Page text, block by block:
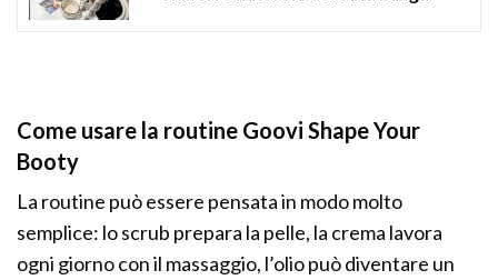
Come usare la routine Goovi Shape Your
Booty
La routine può essere pensata in modo molto
semplice: lo scrub prepara la pelle, la crema lavora
ogni giorno con il massaggio, l’olio può diventare un